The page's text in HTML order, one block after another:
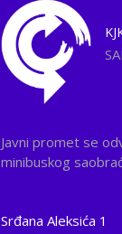
Javni promet se
minibuskog
Srđana Aleksića 1